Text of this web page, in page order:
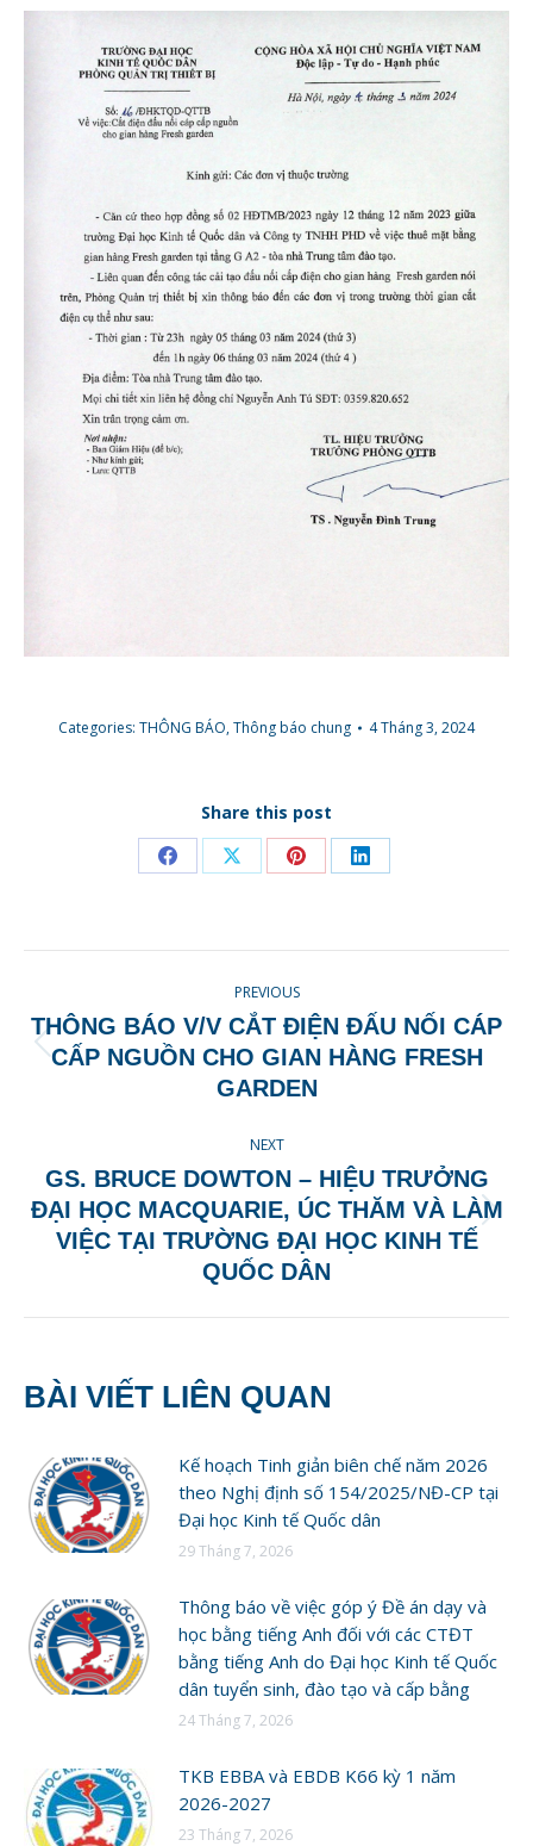
Categories: THÔNG BÁO,Thông báo chung 4 Tháng 3, 2024
Share this post
Share Share Share Share
NAVIGATION
PREVIOUS
Previous
post:
THÔNG BÁO V/V CẮT ĐIỆN ĐẤU NỐI CÁP
CẤP NGUỒN CHO GIAN HÀNG FRESH
GARDEN
NEXT
Next
post:
GS. BRUCE DOWTON – HIỆU TRƯỞNG
ĐẠI HỌC MACQUARIE, ÚC THĂM VÀ LÀM
VIỆC TẠI TRƯỜNG ĐẠI HỌC KINH TẾ
QUỐC DÂN
BÀI VIẾT LIÊN QUAN
Kế hoạch Tinh giản biên chế năm 2026
theo Nghị định số 154/2025/NĐ-CP tại
Đại học Kinh tế Quốc dân
29 Tháng 7, 2026
Thông báo về việc góp ý Đề án dạy và
học bằng tiếng Anh đối với các CTĐT
bằng tiếng Anh do Đại học Kinh tế Quốc
dân tuyển sinh, đào tạo và cấp bằng
24 Tháng 7, 2026
TKB EBBA và EBDB K66 kỳ 1 năm
2026-2027
23 Tháng 7, 2026